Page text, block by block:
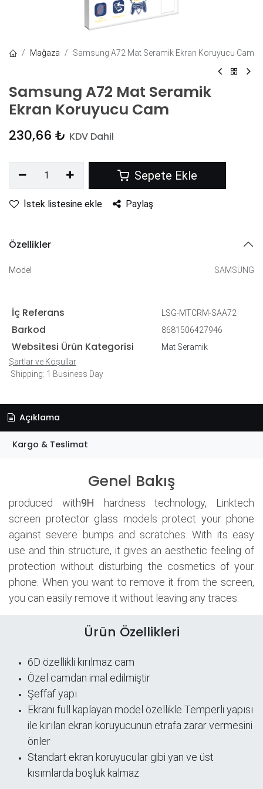
Mağaza Samsung A72 Mat Seramik Ekran Koruyucu Cam
Samsung A72 Mat Seramik
Ekran Koruyucu Cam
230,66 ₺ KDV Dahil
Sepete Ekle
İstek listesine ekle Paylaş
Özellikler
Model SAMSUNG
İç Referans LSG-MTCRM-SAA72
Barkod 8681506427946
Websitesi Ürün Kategorisi
Mat Seramik
Şartlar ve Koşullar
Shipping: 1 Business Day
Açıklama
Kargo & Teslimat
Genel Bakış
produced with9H hardness technology, Linktech
screen protector glass models protect your phone
against severe bumps and scratches. With its easy
use and thin structure, it gives an aesthetic feeling of
protection without disturbing the cosmetics of your
phone. When you want to remove it from the screen,
you can easily remove it without leaving any traces.
Ürün Özellikleri
6D özellikli kırılmaz cam
Özel camdan imal edilmiştir
Şeffaf yapı
​Ekranı full kaplayan model özellikle Temperli yapısı
ile kırılan ekran koruyucunun etrafa zarar vermesini
önler
Standart ekran koruyucular gibi yan ve üst
kısımlarda boşluk kalmaz